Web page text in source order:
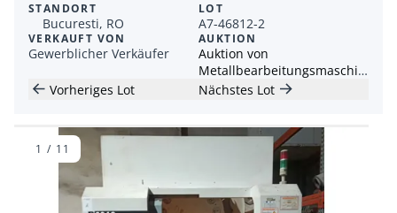
STANDORT
Bucuresti, RO
VERKAUFT VON
Gewerblicher Verkäufer
LOT
A7-46812-2
AUKTION
Auktion von
Metallbearbeitungsmaschinen
– CNC-Fräsen,
Rumänien
Vorheriges Lot Nächstes Lot
1 / 11